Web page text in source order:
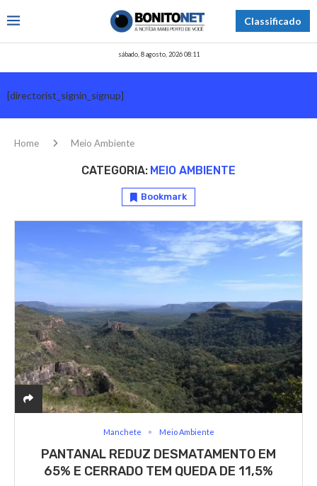
Classificado
sábado, 8 agosto, 2026 08:11
[directorist_signin_signup]
Home Meio Ambiente
CATEGORIA: MEIO AMBIENTE
Bookmark
Manchete Meio Ambiente
PANTANAL REDUZ DESMATAMENTO EM
65% E CERRADO TEM QUEDA DE 11,5%